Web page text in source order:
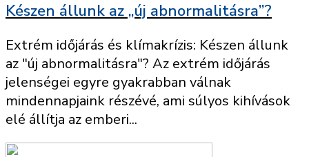
Készen állunk az „új abnormalitásra”?
Extrém időjárás és klímakrízis: Készen állunk
az "új abnormalitásra"? Az extrém időjárás
jelenségei egyre gyakrabban válnak
mindennapjaink részévé, ami súlyos kihívások
elé állítja az emberi...